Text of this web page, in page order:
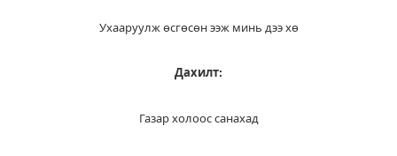
Ухааруулж өсгөсөн ээж минь дээ хө
Дахилт:
Газар холоос санахад